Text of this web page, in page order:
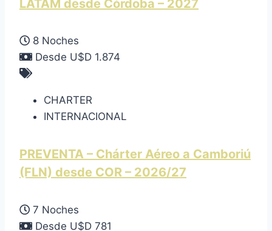
LATAM desde Córdoba – 2027
8 Noches
Desde U$D 1.874
CHARTER
INTERNACIONAL
PREVENTA – Chárter Aéreo a Camboriú
(FLN) desde COR – 2026/27
7 Noches
Desde U$D 781